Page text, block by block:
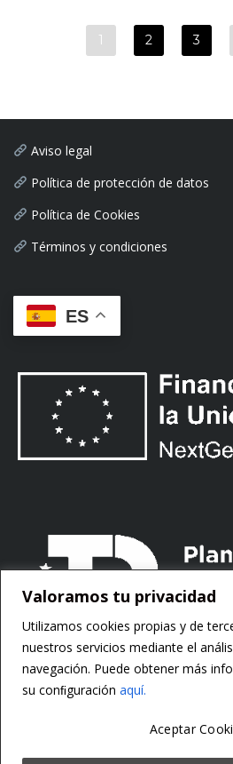
Valoramos tu privacidad
Utilizamos cookies propias y de
nuestros servicios mediante el
navegación. Puede obtener más
su conﬁguración aquí.
Aceptar
1 2 3
Aviso legal
Política de protección de datos
Política de Cookies
Términos y condiciones
ES